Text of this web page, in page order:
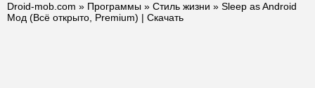
Droid-mob.com » Программы » Стиль жизни » Sleep as Android
Мод (Всё открыто, Premium) | Скачать